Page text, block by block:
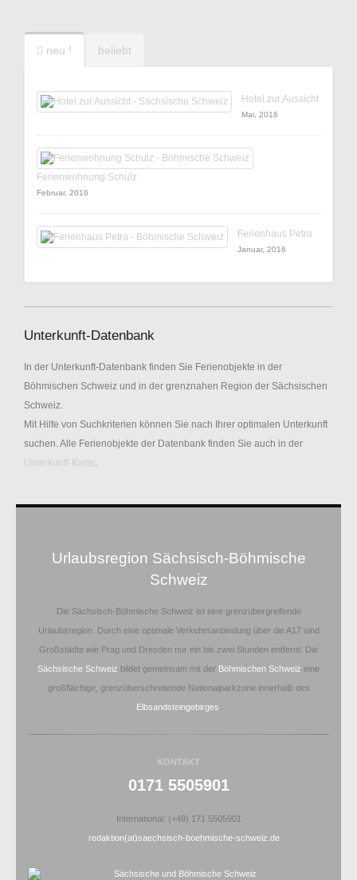
neu ! beliebt
Hotel zur Aussicht
Mai, 2016
Ferienwohnung Schulz
Februar, 2016
Ferienhaus Petra
Januar, 2016
Unterkunft-Datenbank
In der Unterkunft-Datenbank finden Sie Ferienobjekte in der
Böhmischen Schweiz und in der grenznahen Region der Sächsischen
Schweiz.
Mit Hilfe von Suchkriterien können Sie nach Ihrer optimalen Unterkunft
suchen. Alle Ferienobjekte der Datenbank finden Sie auch in der
Unterkunft-Karte.
Urlaubsregion Sächsisch-Böhmische
Schweiz
Die Sächsisch-Böhmische Schweiz ist eine grenzübergreifende
Urlaubsregion. Durch eine optimale Verkehrsanbindung über die A17 sind
Großstädte wie Prag und Dresden nur ein bis zwei Stunden entfernt. Die
Sächsische Schweiz bildet gemeinsam mit der Böhmischen Schweiz eine
großflächige, grenzüberschreitende Nationalparkzone innerhalb des
Elbsandsteingebirges
KONTAKT
0171 5505901
International: (+49) 171 5505901
redaktion(at)saechsisch-boehmische-schweiz.de